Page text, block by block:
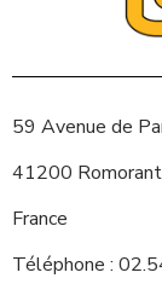
59 Avenue de
41200
France
Téléphone :